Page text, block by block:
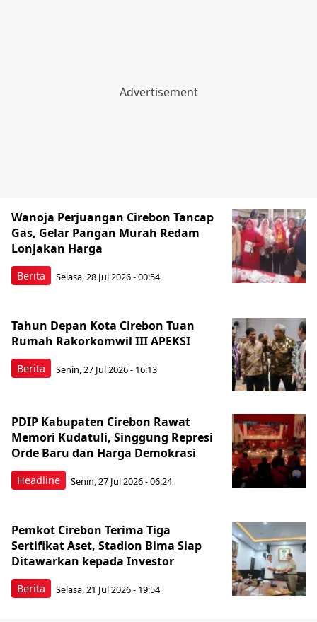
Berita
Wanoja Perjuangan Cirebon Tancap
Gas, Gelar Pangan Murah Redam
Lonjakan Harga
Selasa, 28 Jul 2026 - 00:54
Berita
Tahun Depan Kota Cirebon Tuan
Rumah Rakorkomwil III APEKSI
Senin, 27 Jul 2026 - 16:13
Headline
PDIP Kabupaten Cirebon Rawat
Memori Kudatuli, Singgung Represi
Orde Baru dan Harga Demokrasi
Senin, 27 Jul 2026 - 06:24
Berita
Pemkot Cirebon Terima Tiga
Sertifikat Aset, Stadion Bima Siap
Ditawarkan kepada Investor
Selasa, 21 Jul 2026 - 19:54